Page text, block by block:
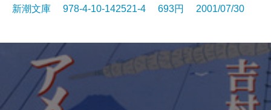
新潮文庫 978-4-10-142521-4 693円 2001/07/30